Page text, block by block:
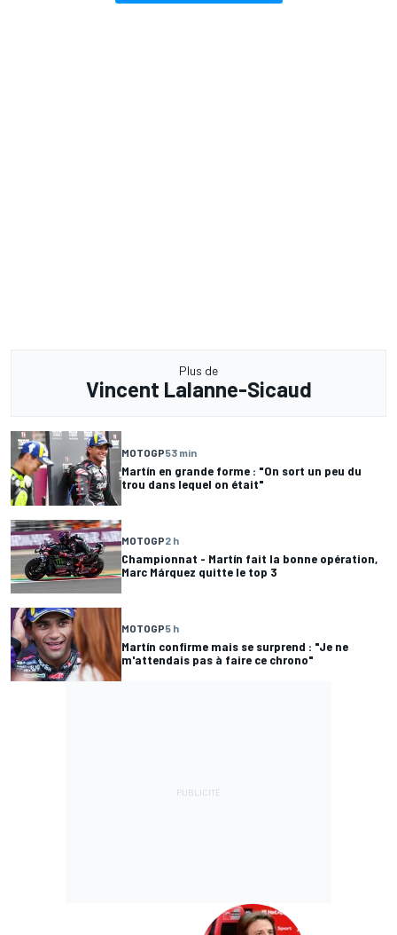
Plus de
Vincent Lalanne-Sicaud
MOTOGP53 min
Martín en grande forme : "On sort un peu du
trou dans lequel on était"
MOTOGP2 h
Championnat - Martín fait la bonne opération,
Marc Márquez quitte le top 3
MOTOGP5 h
Martín confirme mais se surprend : "Je ne
m'attendais pas à faire ce chrono"